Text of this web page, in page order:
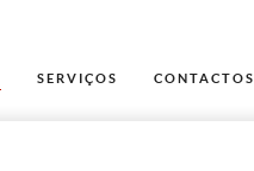
SERVIÇOS CONTACTOS